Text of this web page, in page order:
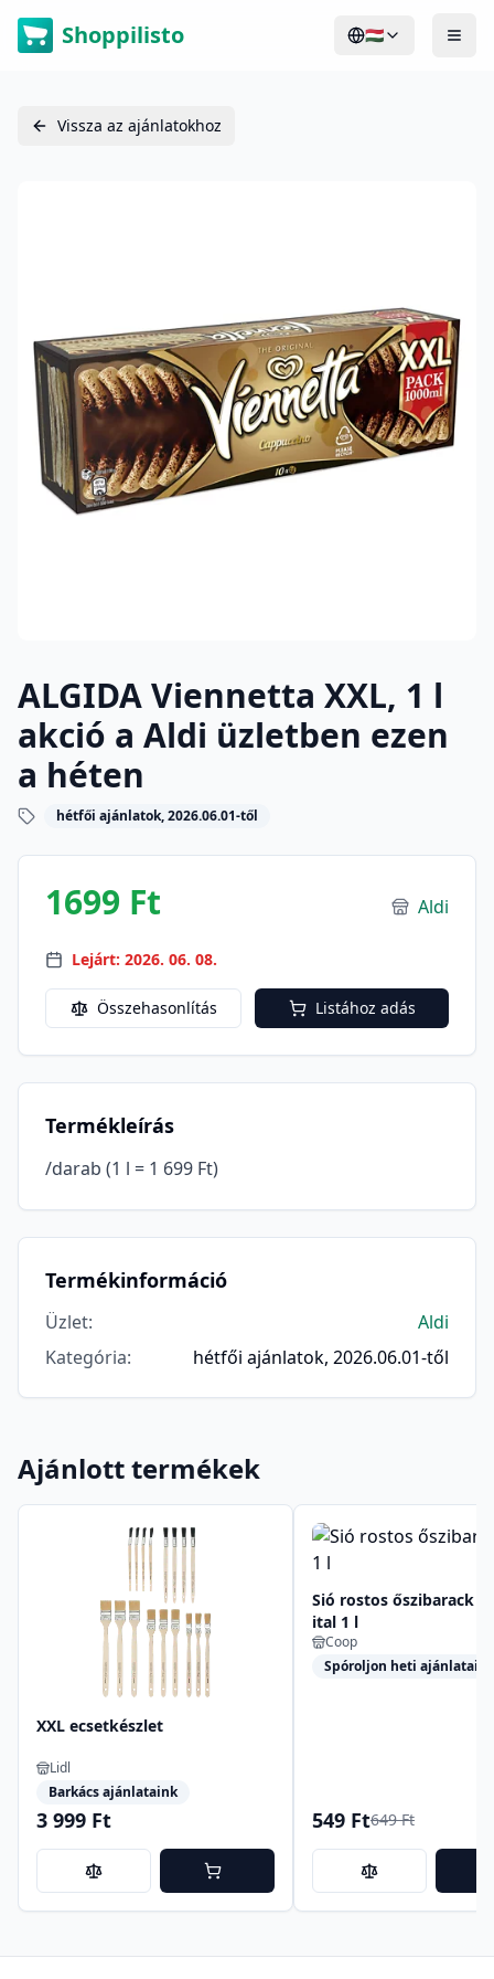
Shoppilisto 🇭🇺
Vissza az ajánlatokhoz
ALGIDA Viennetta XXL, 1 l
akció a Aldi üzletben ezen
a héten
hétfői ajánlatok, 2026.06.01-től
1699 Ft Aldi
Lejárt: 2026. 06. 08.
Összehasonlítás Listához adás
Termékleírás
/darab (1 l = 1 699 Ft)
Termékinformáció
Üzlet:
Aldi
Kategória: hétfői ajánlatok, 2026.06.01-től
Ajánlott termékek
XXL ecsetkészlet
Lidl
Barkács ajánlataink
3 999 Ft
Sió rostos őszibarack
ital 1 l
Coop
Spóroljon heti
549 Ft649 Ft